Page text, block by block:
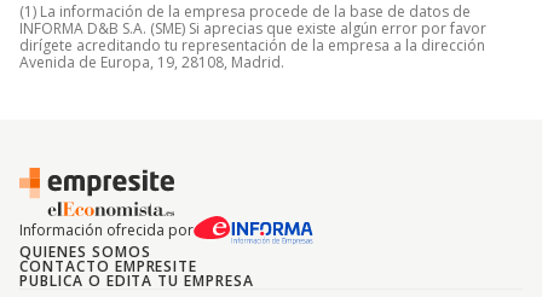
(1) La información de la empresa procede de la base de datos de
INFORMA D&B S.A. (SME) Si aprecias que existe algún error por favor
dirígete acreditando tu representación de la empresa a la dirección
Avenida de Europa, 19, 28108, Madrid.
Información ofrecida por
QUIENES SOMOS
CONTACTO EMPRESITE
PUBLICA O EDITA TU EMPRESA